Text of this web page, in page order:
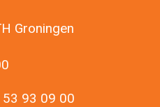
Groningen
53 93 09 00